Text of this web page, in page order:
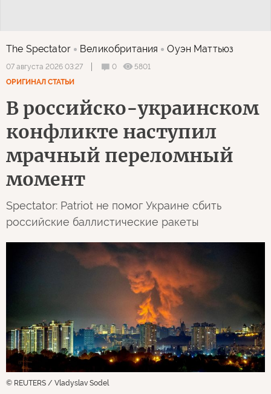
The Spectator Великобритания Оуэн Маттьюз
07 августа 2026 03:27 0
5801
ОРИГИНАЛ СТАТЬИ
В российско-украинском
конфликте наступил
мрачный переломный
момент
Spectator: Patriot не помог Украине сбить
российские баллистические ракеты
© REUTERS / Vladyslav Sodel